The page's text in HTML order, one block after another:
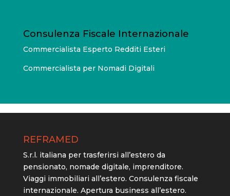
Consulenza Fiscale Internazionale
Commercialista Esperto Redditi Esteri
Commercialista per Nomadi Digitali
REFRAMED
S.r.l. italiana per trasferirsi all’estero da
pensionato, nomade digitale, imprenditore.
Viaggi immobiliari all’estero. Consulenza fiscale
internazionale. Apertura business all’estero.